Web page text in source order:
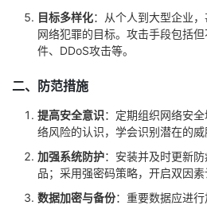
播
活
的
开的
Programs
我
目标多样化：从个人到大型企业
网络犯罪的目标。攻击手段包括
件、DDoS攻击等。
二、防范措施
提高安全意识：定期组织网络安
络风险的认识，学会识别潜在的威
加强系统防护：安装并及时更新
品；采用强密码策略，开启双因素
数据加密与备份：重要数据应进